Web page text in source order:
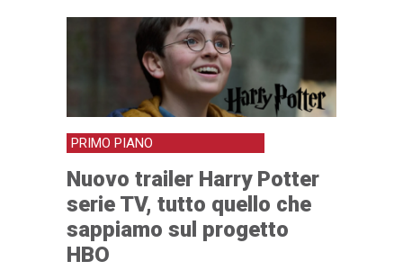
PRIMO PIANO
Nuovo trailer Harry Potter
serie TV, tutto quello che
sappiamo sul progetto
HBO